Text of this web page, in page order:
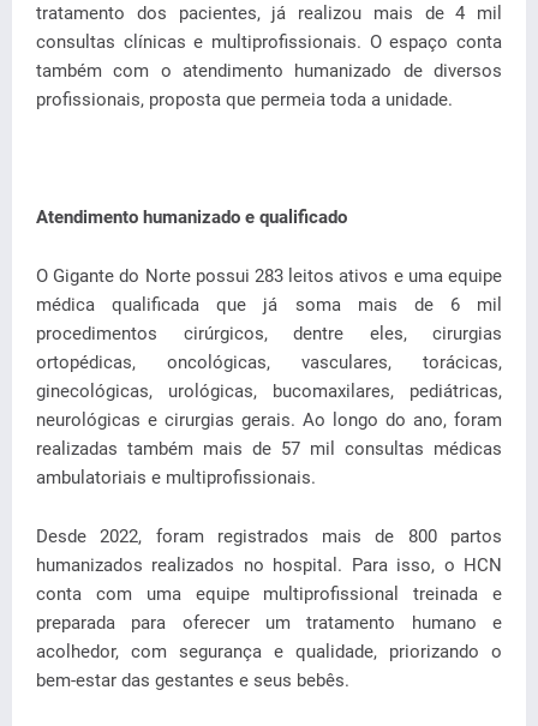
tratamento dos pacientes, já realizou mais de 4 mil
consultas clínicas e multiprofissionais. O espaço conta
também com o atendimento humanizado de diversos
profissionais, proposta que permeia toda a unidade.
Atendimento humanizado e qualificado
O Gigante do Norte possui 283 leitos ativos e uma equipe
médica qualificada que já soma mais de 6 mil
procedimentos cirúrgicos, dentre eles, cirurgias
ortopédicas, oncológicas, vasculares, torácicas,
ginecológicas, urológicas, bucomaxilares, pediátricas,
neurológicas e cirurgias gerais. Ao longo do ano, foram
realizadas também mais de 57 mil consultas médicas
ambulatoriais e multiprofissionais.
Desde 2022, foram registrados mais de 800 partos
humanizados realizados no hospital. Para isso, o HCN
conta com uma equipe multiprofissional treinada e
preparada para oferecer um tratamento humano e
acolhedor, com segurança e qualidade, priorizando o
bem-estar das gestantes e seus bebês.